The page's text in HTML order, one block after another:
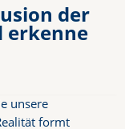
der
erkenne